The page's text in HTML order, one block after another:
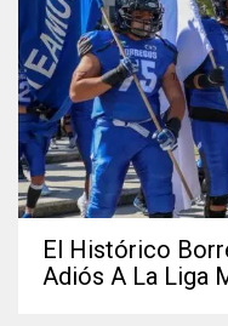
El Histórico
Adiós A La Liga